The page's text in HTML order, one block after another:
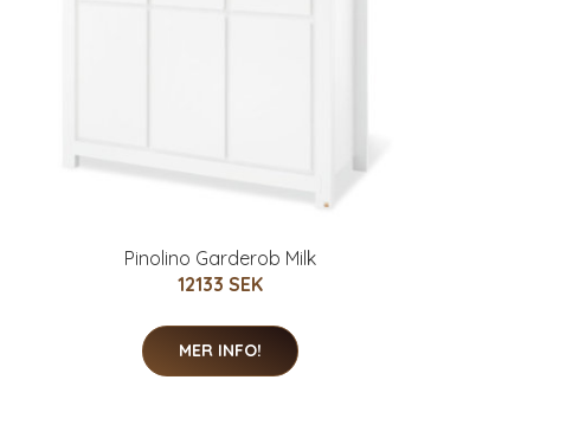
Pinolino Garderob Milk
12133 SEK
MER INFO!